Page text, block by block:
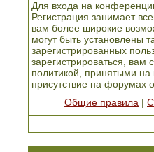
Для входа на
Регистрация занимает
вам более широкие
могут быть установлены
зарегистрированных
зарегистрироваться, вам
политикой, принятыми
присутствие на форумах
Общие правила